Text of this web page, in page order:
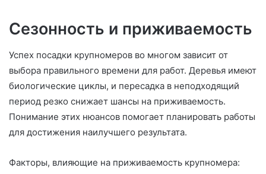
Сезонность и приживаемость
Успех посадки крупномеров во многом зависит от
выбора правильного времени для работ. Деревья имеют
биологические циклы, и пересадка в неподходящий
период резко снижает шансы на приживаемость.
Понимание этих нюансов помогает планировать работы
для достижения наилучшего результата.
Факторы, влияющие на приживаемость крупномера: